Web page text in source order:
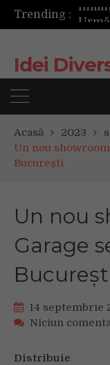
Trending :
Idei
Acasă 2023
Un nou
București
Un nou
Garage
14 septembrie
Niciun
Distribuie